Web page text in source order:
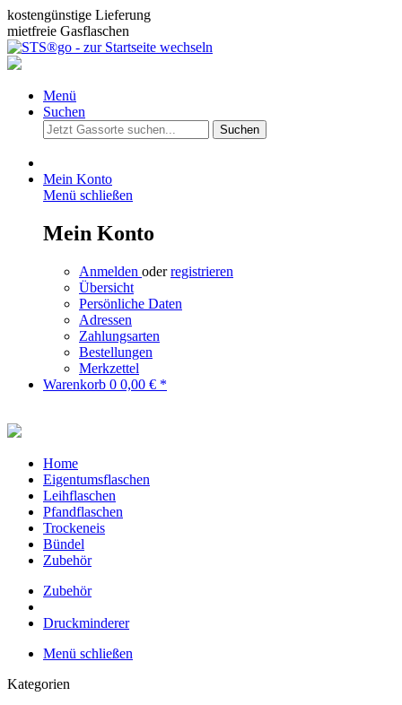
kostengünstige Lieferung
mietfreie Gasflaschen
Menü
Suchen
Suchen
Mein Konto
Menü schließen
Mein Konto
Anmelden oderregistrieren
Übersicht
Persönliche Daten
Adressen
Zahlungsarten
Bestellungen
Merkzettel
Warenkorb 0 0,00 € *
Home
Eigentumsflaschen
Leihflaschen
Pfandflaschen
Trockeneis
Bündel
Zubehör
Zubehör
Druckminderer
Menü schließen
Kategorien